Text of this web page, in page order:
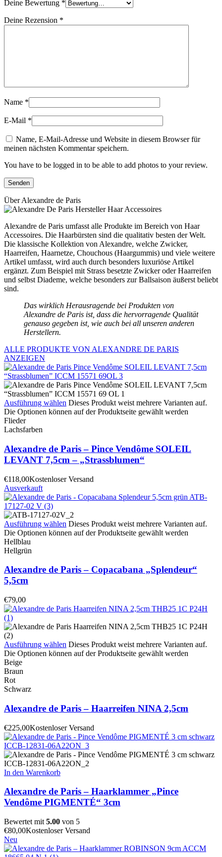
Deine Bewertung *
Deine Rezension *
Name *
E-Mail *
Name, E-Mail-Adresse und Website in diesem Browser für
meinen nächsten Kommentar speichern.
You have to be logged in to be able to add photos to your review.
Über Alexandre de Paris
Alexandre de Paris umfasst alle Produkte im Bereich von Haar
Accessoires. Die Haarbürsten sind die qualitativ besten der Welt.
Die klassische Kollektion von Alexandre, welche Zwicker,
Haarreifen, Haarnetze, Chouchous (Haargummis) und viele weitere
Artikel umfasst, wird auch durch besonders luxuriöse Artikel
ergänzt. Zum Beispiel mit Strass besetzte Zwicker oder Haarreifen
und selbst Diademe, welche besonders zur Ballsaison äußerst beliebt
sind.
Das wirklich Herausragende bei Produkten von
Alexandre de Paris ist, dass die hervorragende Qualität
genauso gegeben ist, wie auch bei all unseren anderen
Herstellern.
ALLE PRODUKTE VON ALEXANDRE DE PARIS
ANZEIGEN
Ausführung wählen Dieses Produkt weist mehrere Varianten auf.
Die Optionen können auf der Produktseite gewählt werden
Flieder
Lachsfarben
Alexandre de Paris – Pince Vendôme SOLEIL
LEVANT 7,5cm – „Strassblumen“
€118,00Kostenloser Versand
Ausverkauft
Ausführung wählen Dieses Produkt weist mehrere Varianten auf.
Die Optionen können auf der Produktseite gewählt werden
Hellblau
Hellgrün
Alexandre de Paris – Copacabana „Splendeur“
5,5cm
€79,00
Ausführung wählen Dieses Produkt weist mehrere Varianten auf.
Die Optionen können auf der Produktseite gewählt werden
Beige
Braun
Rot
Schwarz
Alexandre de Paris – Haarreifen NINA 2,5cm
€225,00Kostenloser Versand
In den Warenkorb
Alexandre de Paris – Haarklammer „Pince
Vendôme PIGMENTÉ“ 3cm
Bewertet mit 5.00 von 5
€80,00Kostenloser Versand
Neu